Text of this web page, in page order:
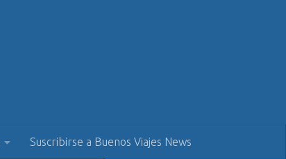
Suscribirse a Buenos Viajes News